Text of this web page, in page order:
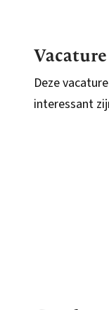
Deze
interessant